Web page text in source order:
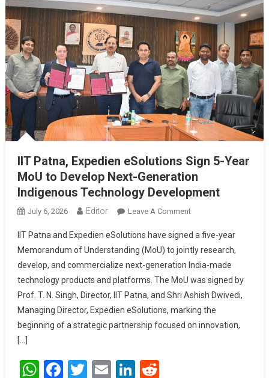
IIT Patna, Expedien eSolutions Sign 5-Year
MoU to Develop Next-Generation
Indigenous Technology Development
July 6, 2026 Editor Leave A CommentOn IIT Patna,
Sign 5-Year MoU To
Develop Next-
Generation
Indigenous
Technology
Development
IIT Patna and Expedien eSolutions have signed a five-year
Memorandum of Understanding (MoU) to jointly research,
develop, and commercialize next-generation India-made
technology products and platforms. The MoU was signed by
Prof. T. N. Singh, Director, IIT Patna, and Shri Ashish Dwivedi,
Managing Director, Expedien eSolutions, marking the
beginning of a strategic partnership focused on innovation,
[…]
WhatsApp
Facebook
Twitter
EmailLinkedIn
Reddit